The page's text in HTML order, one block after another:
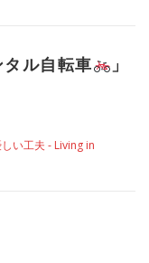
ル自転車
」
い工夫 - Living in